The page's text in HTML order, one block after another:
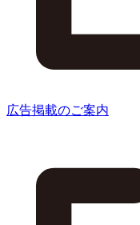
広告掲載のご案内